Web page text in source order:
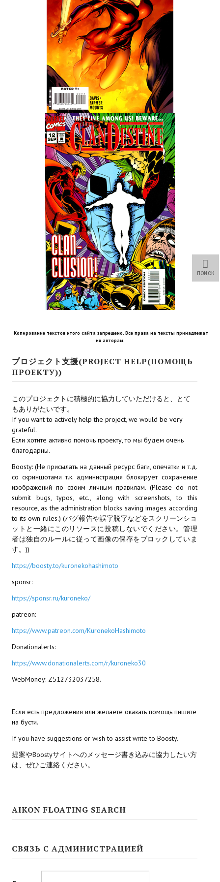
Wedding Wear CBBE SSE BodySlide (with Physics)
Работы Тестера 55
Наёмный оборотень
Небесный воин
Немного героев меча и магии
Расширенная версия Х3
REBalance
Работы Kuroneko
Doom 3 Remaster Fan Edition
X2 - The Threat Remaster Fan Edition
Quake III Arena Remaster Fan Edition
Star Trek Voyager Elite Force Remaster Fan Edition
Sacred Gold Remaster Fan Edition
Red Faction remaster Fan Edition
Aliens versus Predator 1 Remaster Fan Edition
Age of Pirates: Caribbean Tales Remaster Fan Edition
Корсары 3 Сундук мертвеца Remaster Fan Edition
Sea Dogs Remaster Fan Edition
Новости
Новости Архив
Патчи
Mass Effect 2
Mass Effect 3
Моды
Dragon Age: Origins
Dragon Age 2
GTA 5
Kingdoms of Amalur: Reckoning
Neverwinter Nights 1
Sacred Ice & Blood
Sims 3
Star Wars Knights of the Old Republic 1
Копирование текстов этого сайта запрещено. Все права на тексты принадлежат
их авторам.
プロジェクト支援(PROJECT HELP(ПОМОЩЬ
ПРОЕКТУ))
このプロジェクトに積極的に協力していただけると、とて
もありがたいです。
If you want to actively help the project, we would be very
grateful.
Если хотите активно помочь проекту, то мы будем очень
благодарны.
Boosty: (Не присылать на данный ресурс баги, опечатки и т.д.
со скриншотами т.к. администрация блокирует сохранение
изображений по своим личным правилам. (Please do not
submit bugs, typos, etc., along with screenshots, to this
resource, as the administration blocks saving images according
to its own rules.) (バグ報告や誤字脱字などをスクリーンショ
ットと一緒にこのリソースに投稿しないでください。管理
者は独自のルールに従って画像の保存をブロックしていま
す。))
https://boosty.to/kuronekohashimoto
sponsr:
https://sponsr.ru/kuroneko/
patreon:
https://www.patreon.com/KuronekoHashimoto
Donationalerts:
https://www.donationalerts.com/r/kuroneko30
WebMoney: Z512732037258.
Если есть предложения или желаете оказать помощь пишите
на бусти.
If you have suggestions or wish to assist write to Boosty.
提案やBoostyサイトへのメッセージ書き込みに協力したい方
は、ぜひご連絡ください。
AIKON FLOATING SEARCH
ПОИСК
СВЯЗЬ С АДМИНИСТРАЦИЕЙ